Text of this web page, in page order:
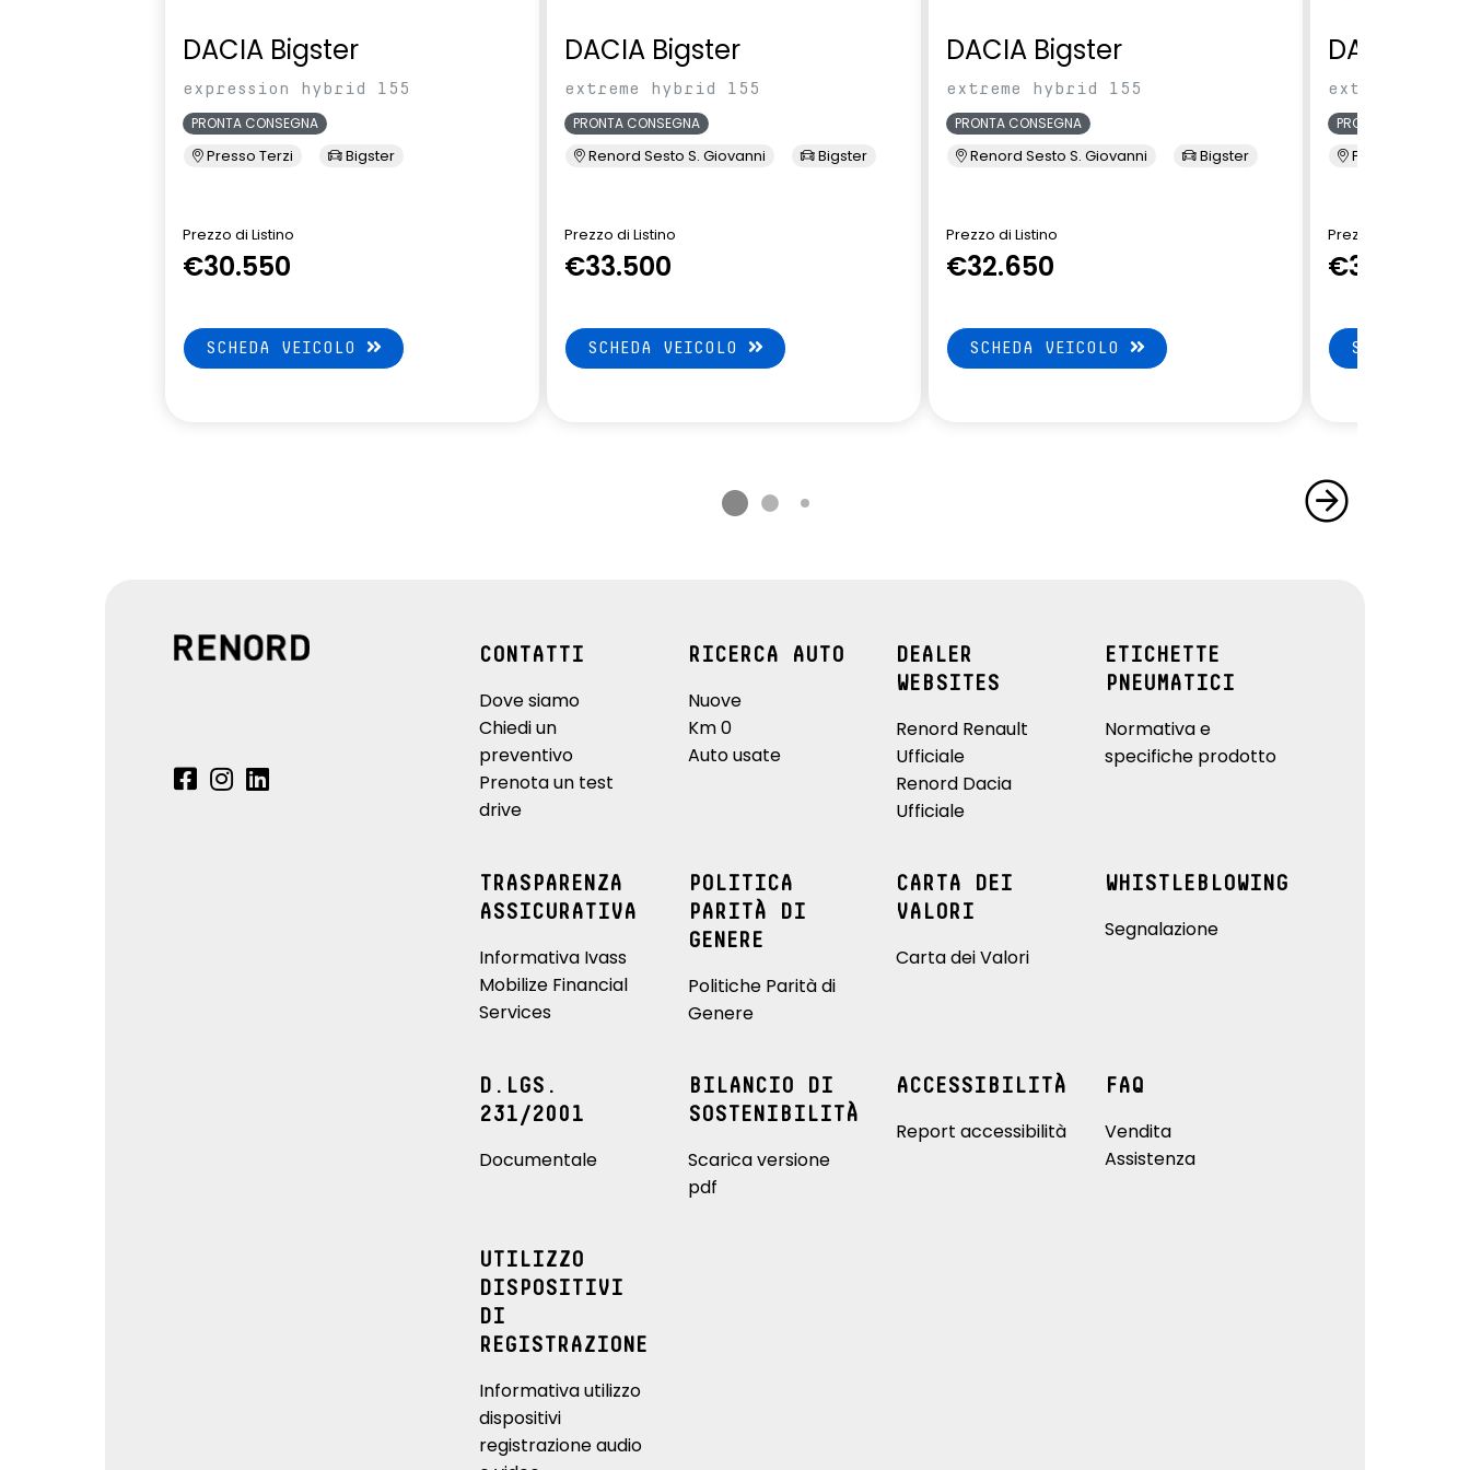
DACIA Bigster
expression hybrid 155
PRONTA CONSEGNA
Presso Terzi Bigster
Prezzo di Listino
€30.550
SCHEDA VEICOLO
DACIA Bigster
extreme hybrid 155
PRONTA CONSEGNA
Renord Sesto S. Giovanni Bigster
Prezzo di Listino
€33.500
SCHEDA VEICOLO
DACIA Bigster
extreme hybrid 155
PRONTA CONSEGNA
Renord Sesto S. Giovanni Bigster
Prezzo di Listino
€32.650
SCHEDA VEICOLO
DACIA
extreme
PRONTA CONSEGNA
Presso Terzi
Prezzo di Listino
€33.150
SCHEDA
CONTATTI
Dove siamo
Chiedi un
preventivo
Prenota un test
drive
RICERCA AUTO
Nuove
Km 0
Auto usate
DEALER
WEBSITES
Renord Renault
Ufficiale
Renord Dacia
Ufficiale
ETICHETTE
PNEUMATICI
Normativa e
specifiche prodotto
TRASPARENZA
ASSICURATIVA
Informativa Ivass
Mobilize Financial
Services
POLITICA
PARITÀ DI
GENERE
Politiche Parità di
Genere
CARTA DEI
VALORI
Carta dei Valori
WHISTLEBLOWING
Segnalazione
D.LGS.
231/2001
Documentale
BILANCIO DI
SOSTENIBILITÀ
Scarica versione
pdf
ACCESSIBILITÀ
Report accessibilità
FAQ
Vendita
Assistenza
UTILIZZO
DISPOSITIVI
DI
REGISTRAZIONE
Informativa utilizzo
dispositivi
registrazione audio